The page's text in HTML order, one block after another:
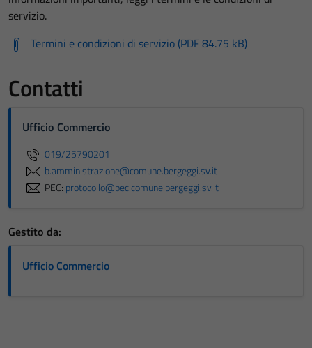
servizio.
Termini e condizioni di servizio (PDF 84.75 kB)
Contatti
Ufficio Commercio
019/25790201
b.amministrazione@comune.bergeggi.sv.it
PEC: protocollo@pec.comune.bergeggi.sv.it
Gestito da:
Ufficio Commercio